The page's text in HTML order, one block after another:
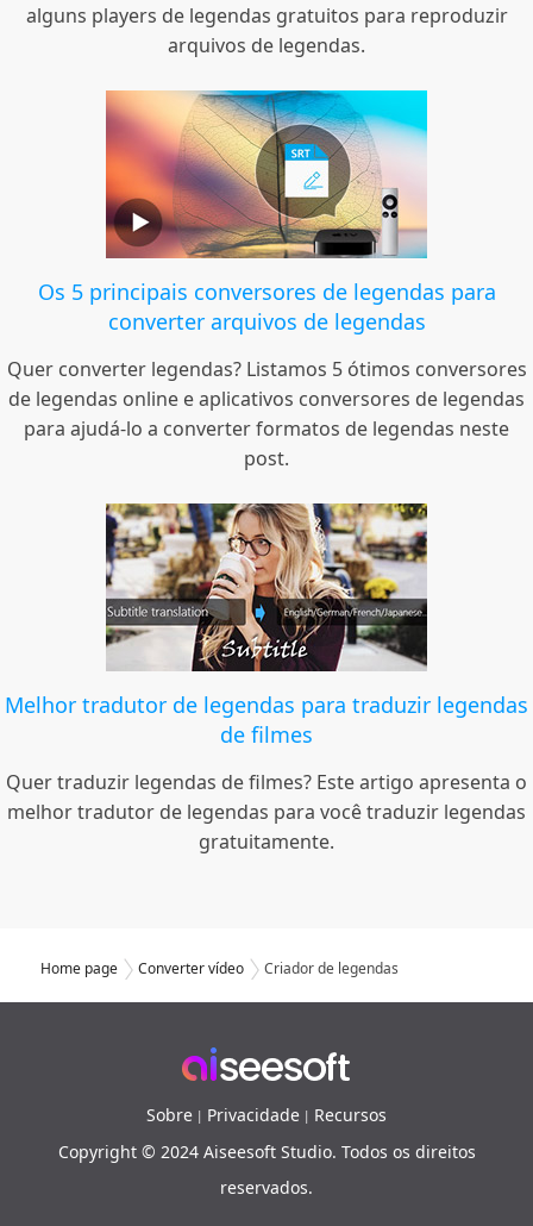
alguns players de legendas gratuitos para reproduzir
arquivos de legendas.
Os 5 principais conversores de legendas para
converter arquivos de legendas
Quer converter legendas? Listamos 5 ótimos conversores
de legendas online e aplicativos conversores de legendas
para ajudá-lo a converter formatos de legendas neste
post.
Melhor tradutor de legendas para traduzir legendas
de filmes
Quer traduzir legendas de filmes? Este artigo apresenta o
melhor tradutor de legendas para você traduzir legendas
gratuitamente.
Home page Converter vídeo Criador de legendas
Sobre | Privacidade | Recursos
Copyright © 2024 Aiseesoft Studio. Todos os direitos
reservados.